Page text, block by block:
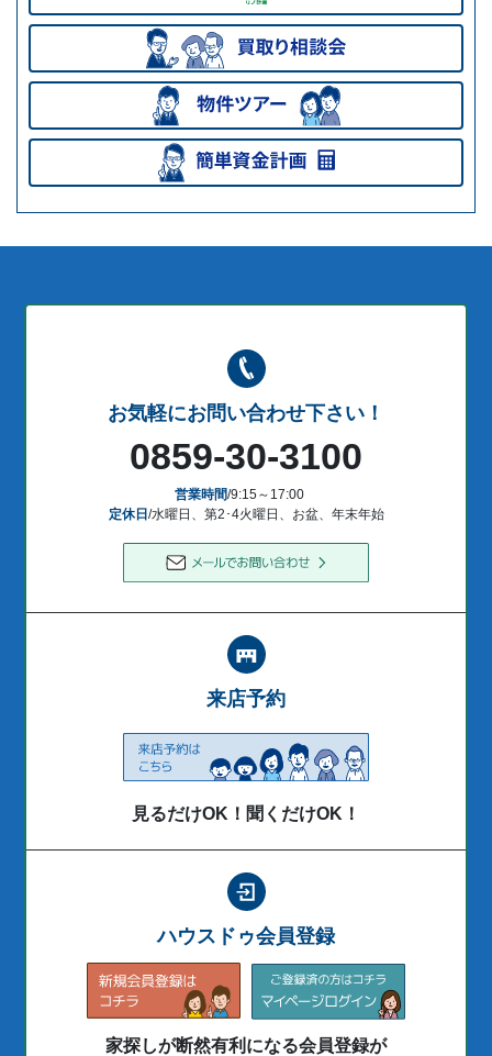
お気軽にお問い合わせ下さい！
0859-30-3100
営業時間/9:15～17:00
定休日 /水曜日、第2･4火曜日、お盆、年末年始
来店予約
見るだけOK！聞くだけOK！
ハウスドゥ会員登録
家探しが断然有利になる会員登録が